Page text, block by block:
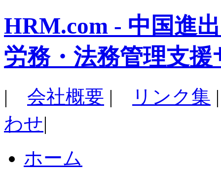
HRM.com - 中国進
労務・法務管理支援
| 会社概要 | リンク集
わせ|
ホーム